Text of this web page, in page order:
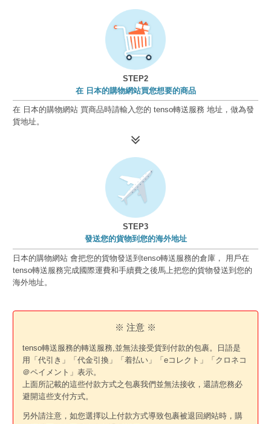
STEP2
在 日本的購物網站買您想要的商品
在 日本的購物網站 買商品時請輸入您的 tenso轉送服務 地址，做為發
貨地址。
STEP3
發送您的貨物到您的海外地址
日本的購物網站 會把您的貨物發送到tenso轉送服務的倉庫， 用戶在
tenso轉送服務完成國際運費和手續費之後馬上把您的貨物發送到您的
海外地址。
※ 注意 ※
tenso轉送服務的轉送服務,並無法接受貨到付款的包裹。日語是
用「代引き」「代金引換」「着払い」「eコレクト」「クロネコ
＠ペイメント」表示。
上面所記載的這些付款方式之包裹我們並無法接收，還請您務必
避開這些支付方式。
另外請注意，如您選擇以上付款方式導致包裹被退回網站時，購